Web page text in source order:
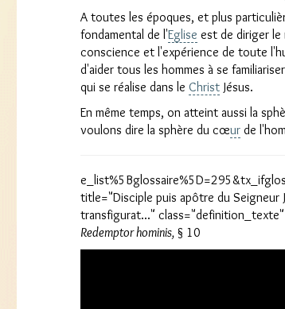
A toutes les époques, et plus
fondamental de l'Eglise est de diriger le
conscience et l'expérience de toute
d'aider tous les hommes à se
qui se réalise dans le Christ Jésus.
En même temps, on atteint aussi la
voulons dire la sphère du cœur de
title="Disciple puis apôtre du Seigneur
transfigurat..."
Redemptor hominis, § 10